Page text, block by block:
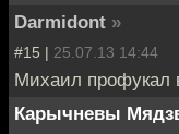
Darmidont »
#15 | 25.07.13 14:44
Михаил профукал
Карычневы